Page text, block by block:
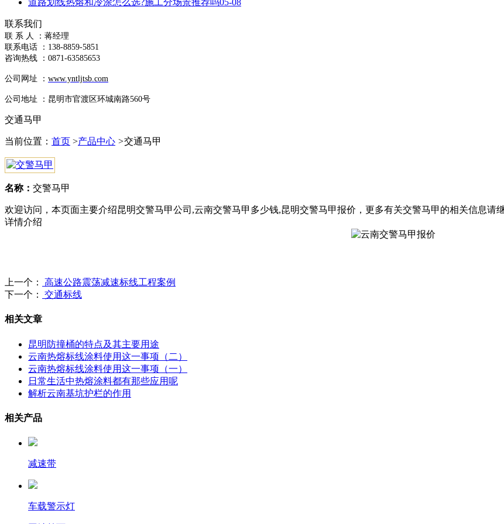
道路划线热熔和冷涂怎么选?施工分场景推荐吗05-08
联系我们
联 系 人 ：蒋经理
联系电话 ：138-8859-5851
咨询热线 ： 0871-63585653
公司网址 ： www.yntljtsb.com
公司地址 ： 昆明市官渡区环城南路560号
交通马甲
当前位置： 首页 >产品中心 >交通马甲
名称： 交警马甲
欢迎访问，本页面主要介绍昆明交警马甲公司,云南交警马甲多少钱,昆明交警马甲报价，更多有关交警马甲的相关信息请
详情介绍
上一个：
高速公路震荡减速标线工程案例
下一个：
交通标线
相关文章
昆明防撞桶的特点及其主要用途
云南热熔标线涂料使用这一事项（二）
云南热熔标线涂料使用这一事项（一）
日常生活中热熔涂料都有那些应用呢
解析云南基坑护栏的作用
相关产品
减速带
车载警示灯